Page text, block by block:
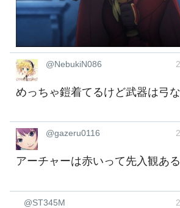
@NebukiN086
めっちゃ鎧着てるけど武器は弓
@gazeru0116
アーチャーは赤いって先入観あ
@ST345M